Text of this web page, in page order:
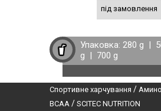
під замовлення
Упаковка: 280 g |
g | 700 g
Спортивне харчування /
BCAA / SCITEC NUTRITION